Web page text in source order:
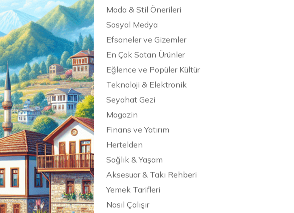
Moda & Stil Önerileri
Sosyal Medya
Efsaneler ve Gizemler
En Çok Satan Ürünler
Eğlence ve Popüler Kültür
Teknoloji & Elektronik
Seyahat Gezi
Magazin
Finans ve Yatırım
Hertelden
Sağlık & Yaşam
Aksesuar & Takı Rehberi
Yemek Tarifleri
Nasıl Çalışır